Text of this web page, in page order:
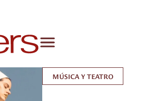
MÚSICA Y TEATRO